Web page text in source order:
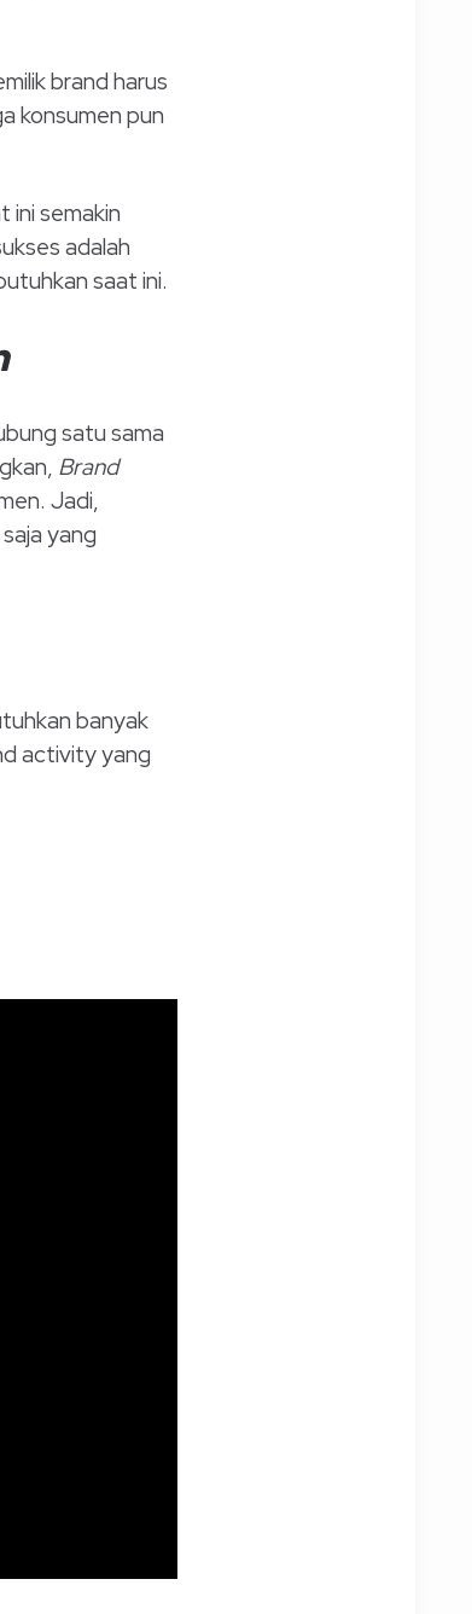
brand harus
konsumen pun
ini semakin
adalah
saat ini.
satu sama
Brand
Jadi,
yang
banyak
activity yang